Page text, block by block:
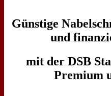
Günstige
und
mit der DSB
Premium